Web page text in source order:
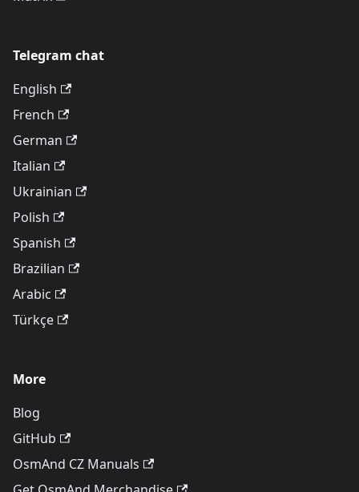
Telegram chat
English
French
German
Italian
Ukrainian
Polish
Spanish
Brazilian
Arabic
Türkçe
More
Blog
GitHub
OsmAnd CZ Manuals